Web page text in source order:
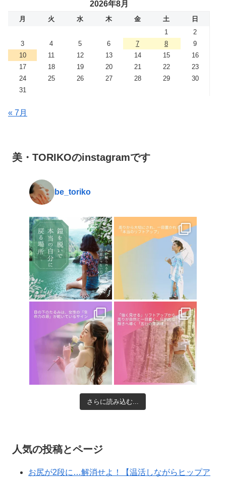
2026年8月
月 火 水 木 金 土
日
1
2
3
4 5 6 7 8
9
10
11 12 13 14 15
16
17
18 19 20 21 22
23
24
25 26 27 28 29
30
31
« 7月
美・TORIKOのinstagramです
be_toriko
さらに読み込む...
人気の投稿とページ
お尻が2段に…解消せよ！【温活しながらヒップア